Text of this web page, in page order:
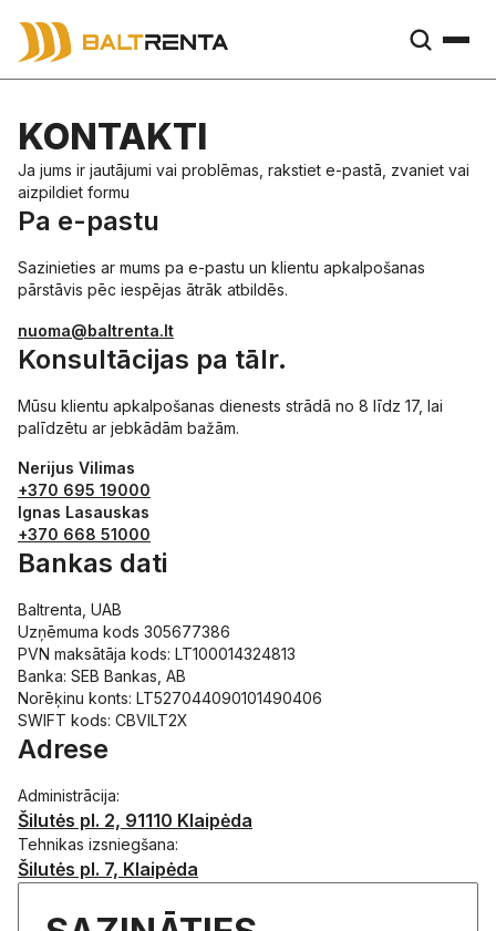
KONTAKTI
Ja jums ir jautājumi vai problēmas, rakstiet e-pastā, zvaniet vai
aizpildiet formu
Pa e-pastu
Sazinieties ar mums pa e-pastu un klientu apkalpošanas
pārstāvis pēc iespējas ātrāk atbildēs.
nuoma@baltrenta.lt
Konsultācijas pa tālr.
Mūsu klientu apkalpošanas dienests strādā no 8 līdz 17, lai
palīdzētu ar jebkādām bažām.
Nerijus Vilimas
+370 695 19000
Ignas Lasauskas
+370 668 51000
Bankas dati
Baltrenta, UAB
Uzņēmuma kods 305677386
PVN maksātāja kods: LT100014324813
Banka: SEB Bankas, AB
Norēķinu konts: LT527044090101490406
SWIFT kods: CBVILT2X
Adrese
Administrācija:
Šilutės pl. 2, 91110 Klaipėda
Tehnikas izsniegšana:
Šilutės pl. 7, Klaipėda